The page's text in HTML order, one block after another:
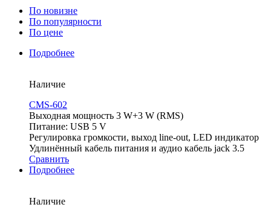
По новизне
По популярности
По цене
Подробнее
Наличие
CMS-602
Выходная мощность 3 W+3 W (RMS)
Питание: USB 5 V
Регулировка громкости, выход line-out, LED индикатор
Удлинённый кабель питания и аудио кабель jack 3.5
Сравнить
Подробнее
Наличие